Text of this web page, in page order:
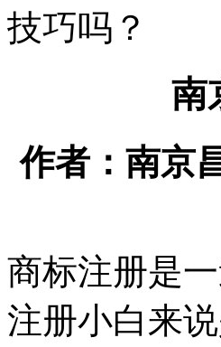
技巧吗？
南
作者：南京
商标注册是
注册小白来